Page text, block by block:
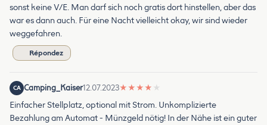
sonst keine V/E. Man darf sich noch gratis dort hinstellen, aber das
war es dann auch. Für eine Nacht vielleicht okay, wir sind wieder
weggefahren.
Répondez
CA Camping_Kaiser12.07.2023★ ★ ★ ★ ★
Einfacher Stellplatz, optional mit Strom. Unkomplizierte
Bezahlung am Automat - Münzgeld nötig! In der Nähe ist ein guter